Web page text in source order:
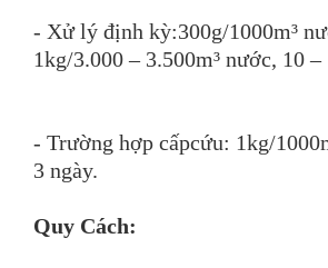
- Xử lý định kỳ:300g/1000m³
1kg/3.000 – 3.500m³ nước, 10
- Trường hợp cấpcứu: 1kg/
3 ngày.
Quy Cách: